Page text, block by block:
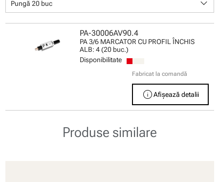
Pungă 20 buc
PA-30006AV90.4
PA 3/6 MARCATOR CU PROFIL ÎNCHIS
ALB: 4 (20 buc.)
Disponibilitate
Fabricat la comandă
infoAfișează detalii
Produse similare